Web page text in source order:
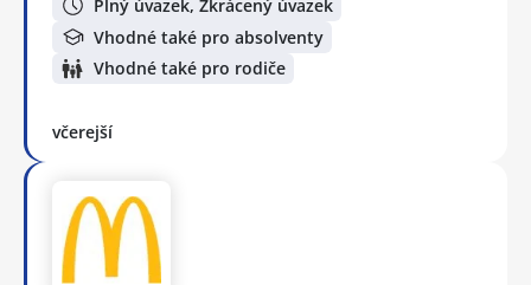
Plný úvazek, Zkrácený úvazek
Vhodné také pro absolventy
Vhodné také pro rodiče
včerejší